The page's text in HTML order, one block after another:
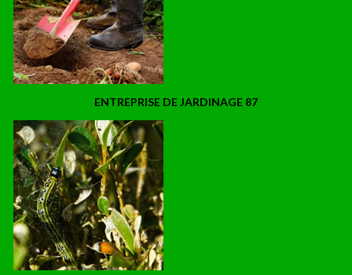
ENTREPRISE DE JARDINAGE 87